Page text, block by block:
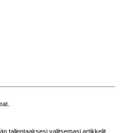
tallentaaksesi valitsemasi artikkelit